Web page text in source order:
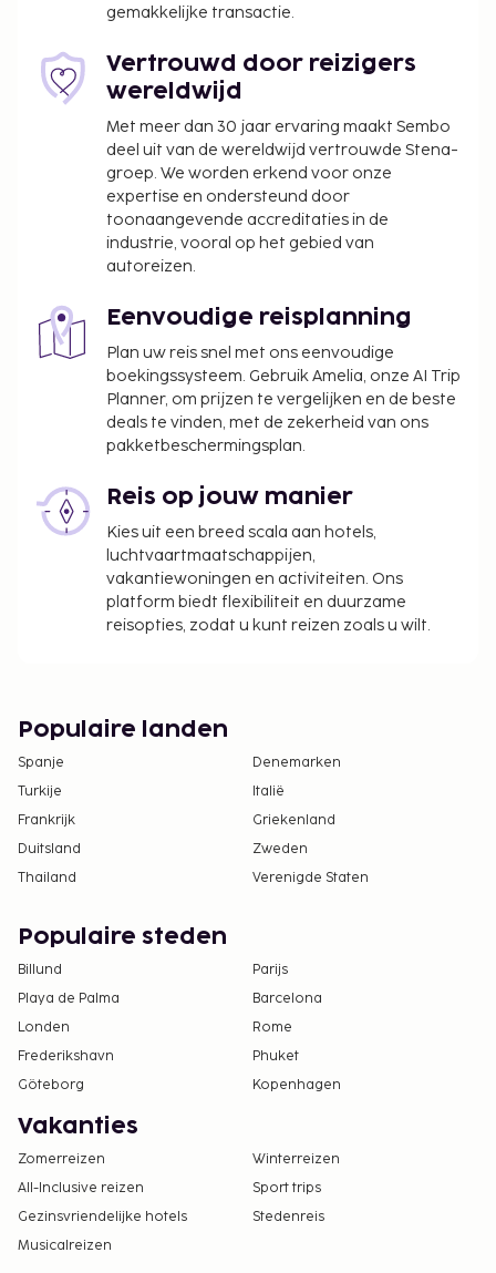
kunt genieten, maar profiteer ook van gratis wifi.
Geniet van een maaltijd in het restaurant of bestel
een snack in de koffiebar/het café van dit pension.
Bestel je favoriete drankje in een bar/lounge.
De volgende kosten dienen bij de accommodatie te
worden betaald. De kosten kunnen inclusief
toepasselijke belastingen zijn:
De stad heft de volgende belasting: EUR 2.00
per persoon, per nacht voor maximaal 10
op kinderen die jonger zijn dan 12 jaar.
We hebben alle kosten vermeld die de
accommodatie aan ons heeft doorgegeven.
Toeslag voor luchthavenshuttle: EUR 80 per
voertuig (enkele reis, passagierscapaciteit: 2)
Deze lijst is mogelijk niet volledig. Toeslagen en
borgsommen zijn mogelijk excl. btw en kunnen
wijzigen.
Alle gasten, waaronder kinderen, dienen tijdens
het inchecken aanwezig te zijn en hun door de
overheid verstrekte identiteitsbewijs met foto
het bedrag van EUR 5000 niet overschrijden.
Neem voor meer informatie contact op met de
accommodatie via de gegevens in de
boekingsbevestiging.
gemakkelijke transactie.
Vertrouwd door reizigers
wereldwijd
Met meer dan 30 jaar ervaring maakt Sembo
deel uit van de wereldwijd vertrouwde Stena-
groep. We worden erkend voor onze
expertise en ondersteund door
toonaangevende accreditaties in de
industrie, vooral op het gebied van
autoreizen.
Eenvoudige reisplanning
Plan uw reis snel met ons eenvoudige
boekingssysteem. Gebruik Amelia, onze AI Trip
Planner, om prijzen te vergelijken en de beste
deals te vinden, met de zekerheid van ons
pakketbeschermingsplan.
Reis op jouw manier
Kies uit een breed scala aan hotels,
luchtvaartmaatschappijen,
vakantiewoningen en activiteiten. Ons
platform biedt flexibiliteit en duurzame
reisopties, zodat u kunt reizen zoals u wilt.
Populaire landen
Spanje
Denemarken
Turkije
Italië
Frankrijk
Griekenland
Duitsland
Zweden
Thailand
Verenigde Staten
Populaire steden
Billund
Parijs
Playa de Palma
Barcelona
Londen
Rome
Frederikshavn
Phuket
Göteborg
Kopenhagen
Vakanties
Zomerreizen
Winterreizen
All-Inclusive reizen
Sport trips
Gezinsvriendelijke hotels
Stedenreis
Musicalreizen